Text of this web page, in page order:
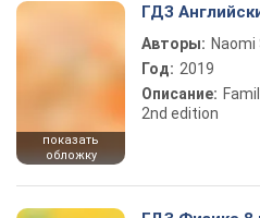
показать
обложку
ГДЗ
Авторы:
Год: 2019
Описание:
2nd edition